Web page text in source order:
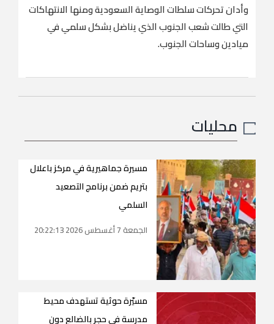
وأدان تحركات سلطات الوصاية السعودية ومنها الانتهاكات
التي طالت شعب الجنوب الذي يناضل بشكل سلمي في
ميادين وساحات الجنوب.
محليات
مسيرة جماهيرية في مركز باعلال
بتريم ضمن برنامج التصعيد
السلمي
الجمعة 7 أغسطس 2026 20:22:13
مسيّرة حوثية تستهدف محيط
مدرسة في حجر بالضالع دون